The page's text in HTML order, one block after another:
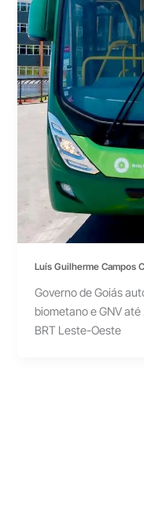
Luís Guilherme Campos
Governo de Goiás
biometano e GNV
BRT Leste-Oeste